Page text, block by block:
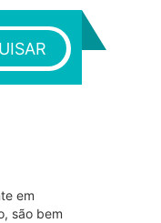
em
são bem